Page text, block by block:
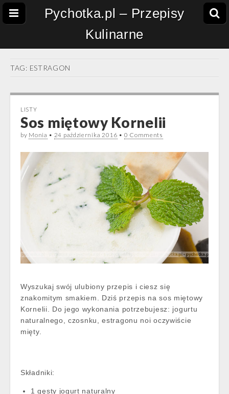
Pychotka.pl – Przepisy
Kulinarne
TAG: ESTRAGON
LISTY
Sos miętowy Kornelii
by Monia • 24 października 2016 • 0 Comments
Wyszukaj swój ulubiony przepis i ciesz się
znakomitym smakiem. Dziś przepis na sos miętowy
Kornelii. Do jego wykonania potrzebujesz: jogurtu
naturalnego, czosnku, estragonu noi oczywiście
mięty.
Składniki:
1 gęsty jogurt naturalny